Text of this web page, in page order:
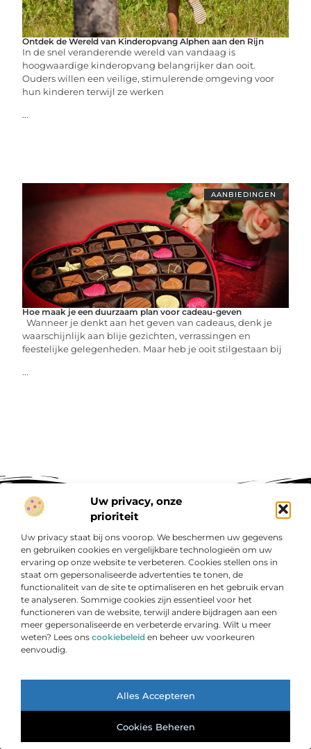
Uw privacy, onze
prioriteit
Uw privacy staat bij ons voorop. We beschermen uw gegevens
en gebruiken cookies en vergelijkbare technologieën om uw
ervaring op onze website te verbeteren. Cookies stellen ons in
staat om gepersonaliseerde advertenties te tonen, de
functionaliteit van de site te optimaliseren en het gebruik ervan
te analyseren. Sommige cookies zijn essentieel voor het
functioneren van de website, terwijl andere bijdragen aan een
meer gepersonaliseerde en verbeterde ervaring. Wilt u meer
weten? Lees ons cookiebeleid en beheer uw voorkeuren
eenvoudig.
Alles Accepteren
Cookies Beheren
Ontdek de Wereld van Kinderopvang Alphen aan den Rijn
In de snel veranderende wereld van vandaag is
hoogwaardige kinderopvang belangrijker dan ooit.
Ouders willen een veilige, stimulerende omgeving voor
hun kinderen terwijl ze werken
...
AANBIEDINGEN
Hoe maak je een duurzaam plan voor cadeau-geven
Wanneer je denkt aan het geven van cadeaus, denk je
waarschijnlijk aan blije gezichten, verrassingen en
feestelijke gelegenheden. Maar heb je ooit stilgestaan bij
...
” Informatie die inspireert en richting geeft “
Laat je meenemen door scherpe artikelen, duidelijke
inzichten en praktische verhalen die je verder helpen.
relevante en waardevolle content.
Onze informatie
Bericht categorie